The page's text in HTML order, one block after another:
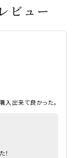
ビュー
入出来て良かった。
！